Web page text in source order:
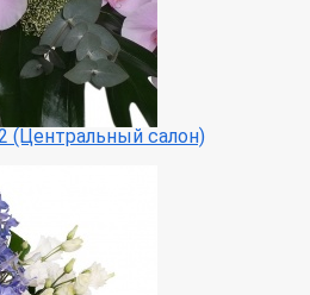
(Центральный салон)